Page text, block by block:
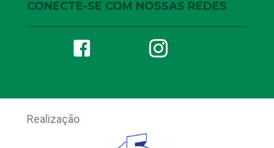
CONECTE-SE COM NOSSAS REDES
Realização